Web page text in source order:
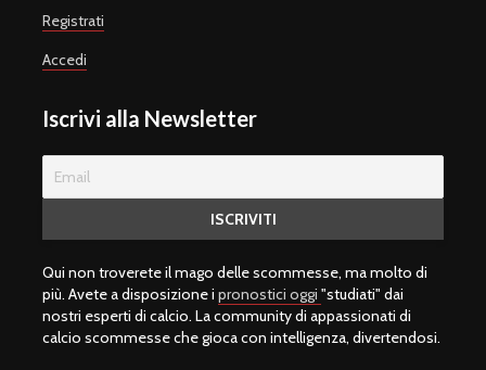
Registrati
Accedi
Iscrivi alla Newsletter
Qui non troverete il mago delle scommesse, ma molto di
più. Avete a disposizione i pronostici oggi "studiati" dai
nostri esperti di calcio. La community di appassionati di
calcio scommesse che gioca con intelligenza, divertendosi.